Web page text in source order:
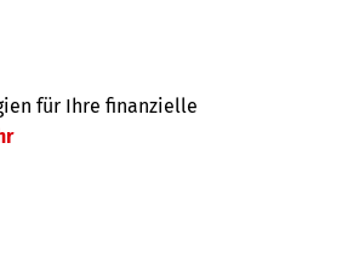
für Ihre finanzielle